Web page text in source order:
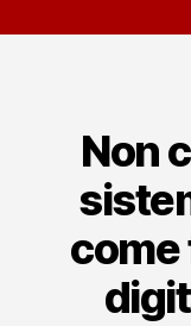
Non
come